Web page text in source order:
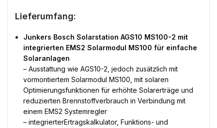
Lieferumfang:
Junkers Bosch Solarstation AGS10 MS100-2 mit
integrierten EMS2 Solarmodul MS100 für einfache
Solaranlagen
– Ausstattung wie AGS10-2, jedoch zusätzlich mit
vormontiertem Solarmodul MS100, mit solaren
Optimierungsfunktionen für erhöhte Solarerträge und
reduzierten Brennstoffverbrauch in Verbindung mit
einem EMS2 Systemregler
– integrierterErtragskalkulator, Funktions- und